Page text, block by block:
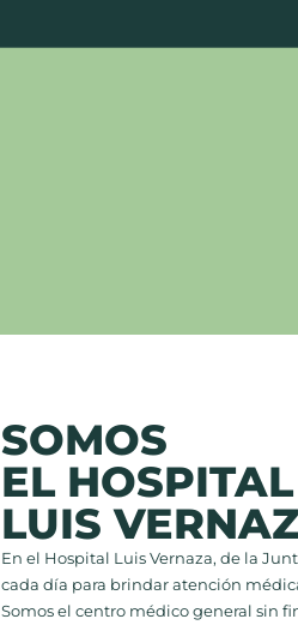
SOMOS
EL HOSPITAL
LUIS
En el Hospital Luis Vernaza, de la
cada día para brindar atención
Somos el centro médico general sin